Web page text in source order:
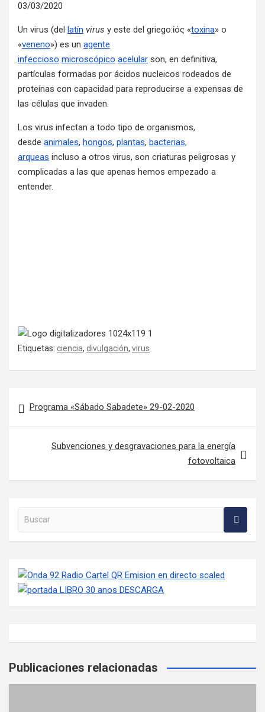
03/03/2020
Un virus (del latín virus y este del griego:ἰός «toxina» o
«veneno») es un agente
infeccioso microscópico acelular son, en definitiva,
partículas formadas por ácidos nucleicos rodeados de
proteínas con capacidad para reproducirse a expensas de
las células que invaden.
Los virus infectan a todo tipo de organismos,
desde animales, hongos, plantas, bacterias,
arqueas incluso a otros virus, son criaturas peligrosas y
complicadas a las que apenas hemos empezado a
entender.
Etiquetas: ciencia, divulgación, virus
Programa «Sábado Sabadete» 29-02-2020
Subvenciones y desgravaciones para la energía
fotovoltaica
Buscar en la web
Publicaciones relacionadas